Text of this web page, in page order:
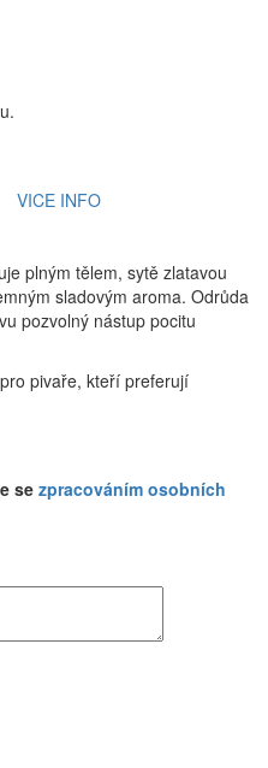
VICE INFO
plným tělem, sytě zlatavou
sladovým aroma. Odrůda
pozvolný nástup pocitu
pivaře, kteří preferují
se zpracováním osobních